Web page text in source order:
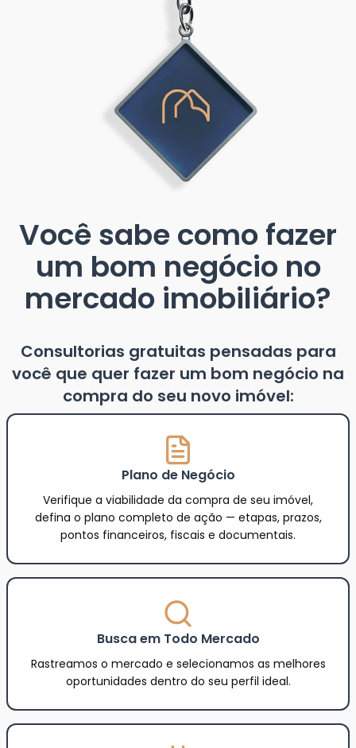
Você sabe como fazer
um bom negócio no
mercado imobiliário?
Consultorias gratuitas pensadas para
você que quer fazer um bom negócio na
compra do seu novo imóvel:
Plano de Negócio
Verifique a viabilidade da compra de seu imóvel,
defina o plano completo de ação — etapas, prazos,
pontos financeiros, fiscais e documentais.
Busca em Todo Mercado
Rastreamos o mercado e selecionamos as melhores
oportunidades dentro do seu perfil ideal.